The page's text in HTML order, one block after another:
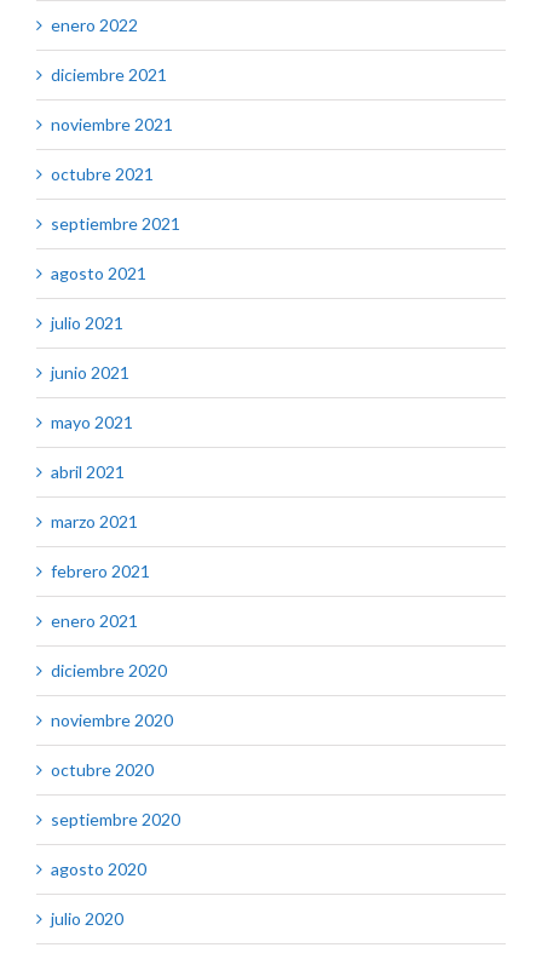
enero 2022
diciembre 2021
noviembre 2021
octubre 2021
septiembre 2021
agosto 2021
julio 2021
junio 2021
mayo 2021
abril 2021
marzo 2021
febrero 2021
enero 2021
diciembre 2020
noviembre 2020
octubre 2020
septiembre 2020
agosto 2020
julio 2020